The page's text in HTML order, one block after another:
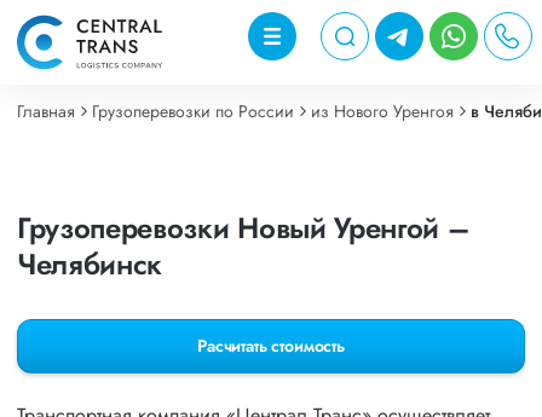
Главная Грузоперевозки по России из Нового Уренгоя в
Грузоперевозки Новый Уренгой –
Челябинск
Расчитать стоимость